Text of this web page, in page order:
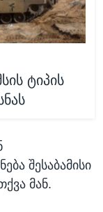
ტიპის
შესაბამისი
მან.